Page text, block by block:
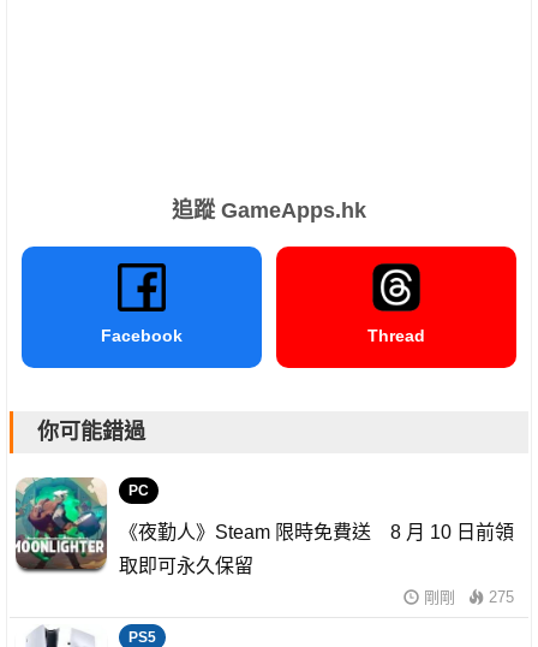
追蹤 GameApps.hk
Facebook Thread
你可能錯過
PC
《夜勤人》Steam 限時免費送 8 月 10 日前領
取即可永久保留
剛剛 275
PS5